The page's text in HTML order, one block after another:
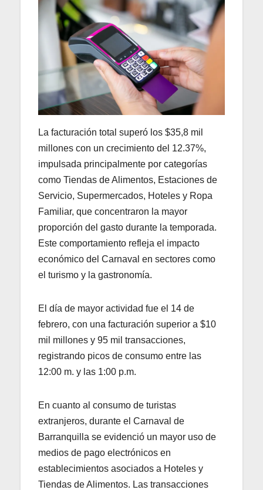
La facturación total superó los $35,8 mil
millones con un crecimiento del 12.37%,
impulsada principalmente por categorías
como Tiendas de Alimentos, Estaciones de
Servicio, Supermercados, Hoteles y Ropa
Familiar, que concentraron la mayor
proporción del gasto durante la temporada.
Este comportamiento refleja el impacto
económico del Carnaval en sectores como
el turismo y la gastronomía.
El día de mayor actividad fue el 14 de
febrero, con una facturación superior a $10
mil millones y 95 mil transacciones,
registrando picos de consumo entre las
12:00 m. y las 1:00 p.m.
En cuanto al consumo de turistas
extranjeros, durante el Carnaval de
Barranquilla se evidenció un mayor uso de
medios de pago electrónicos en
establecimientos asociados a Hoteles y
Tiendas de Alimentos. Las transacciones